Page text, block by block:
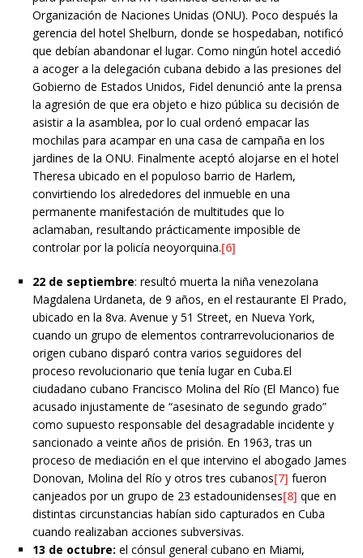
Organización de Naciones Unidas (ONU). Poco después la
gerencia del hotel Shelburn, donde se hospedaban, notificó
que debían abandonar el lugar. Como ningún hotel accedió
a acoger a la delegación cubana debido a las presiones del
Gobierno de Estados Unidos, Fidel denunció ante la prensa
la agresión de que era objeto e hizo pública su decisión de
asistir a la asamblea, por lo cual ordenó empacar las
mochilas para acampar en una casa de campaña en los
jardines de la ONU. Finalmente aceptó alojarse en el hotel
Theresa ubicado en el populoso barrio de Harlem,
convirtiendo los alrededores del inmueble en una
permanente manifestación de multitudes que lo
aclamaban, resultando prácticamente imposible de
controlar por la policía neoyorquina.[6]
22 de septiembre: resultó muerta la niña venezolana
Magdalena Urdaneta, de 9 años, en el restaurante El Prado,
ubicado en la 8va. Avenue y 51 Street, en Nueva York,
cuando un grupo de elementos contrarrevolucionarios de
origen cubano disparó contra varios seguidores del
proceso revolucionario que tenía lugar en Cuba.El
ciudadano cubano Francisco Molina del Río (El Manco) fue
acusado injustamente de “asesinato de segundo grado”
como supuesto responsable del desagradable incidente y
sancionado a veinte años de prisión. En 1963, tras un
proceso de mediación en el que intervino el abogado James
Donovan, Molina del Río y otros tres cubanos[7] fueron
canjeados por un grupo de 23 estadounidenses[8] que en
distintas circunstancias habían sido capturados en Cuba
cuando realizaban acciones subversivas.
13 de octubre: el cónsul general cubano en Miami,